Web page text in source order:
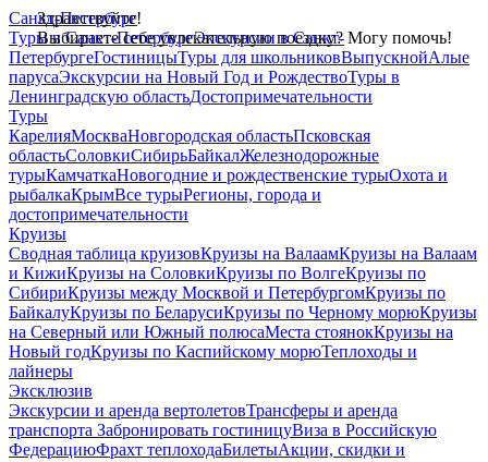
Здравствуйте!
Выбираете себе увлекательную поездку? Могу помочь!
Санкт-Петербург
Туры в Санкт-ПетербургЭкскурсии в Санкт-
ПетербургеГостиницыТуры для школьниковВыпускнойАлые
парусаЭкскурсии на Новый Год и РождествоТуры в
Ленинградскую областьДостопримечательности
Туры
КарелияМоскваНовгородская областьПсковская
областьСоловкиСибирьБайкалЖелезнодорожные
турыКамчаткаНовогодние и рождественские турыОхота и
рыбалкаКрымВсе турыРегионы, города и
достопримечательности
Круизы
Сводная таблица круизовКруизы на ВалаамКруизы на Валаам
и КижиКруизы на СоловкиКруизы по ВолгеКруизы по
СибириКруизы между Москвой и ПетербургомКруизы по
БайкалуКруизы по БеларусиКруизы по Черному морюКруизы
на Северный или Южный полюсаМеста стоянокКруизы на
Новый годКруизы по Каспийскому морюТеплоходы и
лайнеры
Эксклюзив
Экскурсии и аренда вертолетовТрансферы и аренда
транспорта Забронировать гостиницуВиза в Российскую
ФедерациюФрахт теплоходаБилетыАкции, скидки и